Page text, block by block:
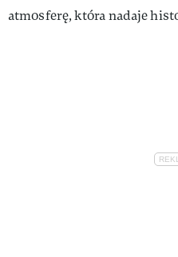
atmosferę, która nadaje